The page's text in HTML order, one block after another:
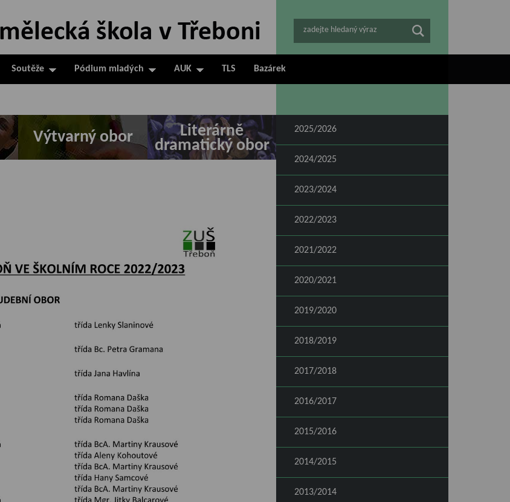
zadejte hledaný výraz
Soutěže Pódium mladých AUK TLS Bazárek
Výtvarný obor
Literárně
dramatický obor
2025/2026
2024/2025
2023/2024
2022/2023
2021/2022
2020/2021
2019/2020
2018/2019
2017/2018
2016/2017
2015/2016
2014/2015
2013/2014